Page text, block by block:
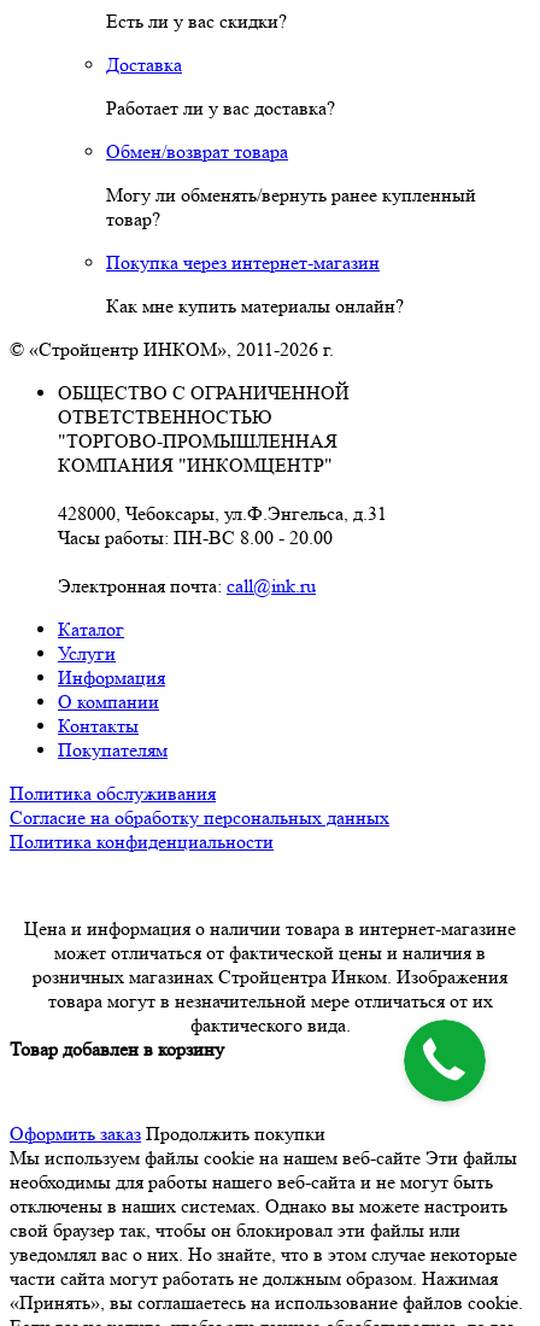
Есть ли у вас скидки?
Доставка
Работает ли у вас доставка?
Обмен/возврат товара
Могу ли обменять/вернуть ранее купленный
товар?
Покупка через интернет-магазин
Как мне купить материалы онлайн?
© «Стройцентр ИНКОМ», 2011-2026 г.
ОБЩЕСТВО С ОГРАНИЧЕННОЙ
ОТВЕТСТВЕННОСТЬЮ
"ТОРГОВО-ПРОМЫШЛЕННАЯ
КОМПАНИЯ "ИНКОМЦЕНТР"
428000, Чебоксары, ул.Ф.Энгельса, д.31
Часы работы: ПН-ВС 8.00 - 20.00
Электронная почта: call@ink.ru
Каталог
Услуги
Информация
О компании
Контакты
Покупателям
Политика обслуживания
Согласие на обработку персональных данных
Политика конфиденциальности
Цена и информация о наличии товара в интернет-магазине
может отличаться от фактической цены и наличия в
розничных магазинах Стройцентра Инком. Изображения
товара могут в незначительной мере отличаться от их
фактического вида.
Товар добавлен в корзину
Оформить заказ Продолжить покупки
Мы используем файлы cookie на нашем веб-сайте Эти файлы
необходимы для работы нашего веб-сайта и не могут быть
отключены в наших системах. Однако вы можете настроить
свой браузер так, чтобы он блокировал эти файлы или
уведомлял вас о них. Но знайте, что в этом случае некоторые
части сайта могут работать не должным образом. Нажимая
«Принять», вы соглашаетесь на использование файлов cookie.